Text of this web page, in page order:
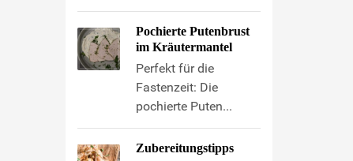
Pochierte Putenbrust
im Kräutermantel
Perfekt für die
Fastenzeit: Die
pochierte Puten...
Zubereitungstipps